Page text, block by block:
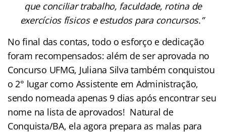
que conciliar trabalho, faculdade, rotina de
exercícios físicos e estudos para concursos.”
No final das contas, todo o esforço e dedicação
foram recompensados: além de ser aprovada no
Concurso UFMG, Juliana Silva também conquistou
o 2° lugar como Assistente em Administração,
sendo nomeada apenas 9 dias após encontrar seu
nome na lista de aprovados! Natural de
Conquista/BA, ela agora prepara as malas para